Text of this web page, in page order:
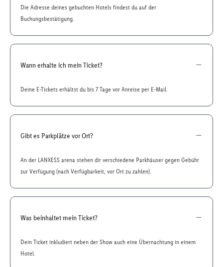
Die Adresse deines gebuchten Hotels findest du auf der
Buchungsbestätigung.
Wann erhalte ich mein Ticket?
Deine E-Tickets erhältst du bis 7 Tage vor Anreise per E-Mail.
Gibt es Parkplätze vor Ort?
An der LANXESS arena stehen dir verschiedene Parkhäuser gegen Gebühr
zur Verfügung (nach Verfügbarkeit, vor Ort zu zahlen).
Was beinhaltet mein Ticket?
Dein Ticket inkludiert neben der Show auch eine Übernachtung in einem
Hotel.